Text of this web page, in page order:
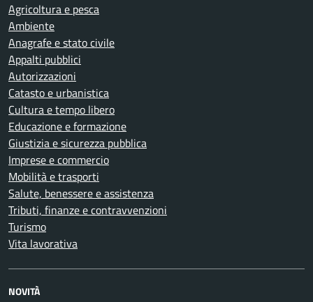
Agricoltura e pesca
Ambiente
Anagrafe e stato civile
Appalti pubblici
Autorizzazioni
Catasto e urbanistica
Cultura e tempo libero
Educazione e formazione
Giustizia e sicurezza pubblica
Imprese e commercio
Mobilità e trasporti
Salute, benessere e assistenza
Tributi, finanze e contravvenzioni
Turismo
Vita lavorativa
NOVITÀ